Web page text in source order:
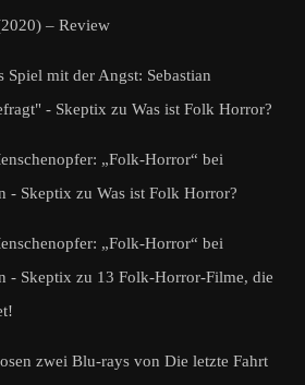
– Review
mit der Angst: Sebastian
- Skeptix zu Was ist Folk Horror?
„Folk-Horror“ bei
- Skeptix zu Was ist Folk Horror?
„Folk-Horror“ bei
- Skeptix zu 13 Folk-Horror-Filme, die
zwei Blu-rays von Die letzte Fahrt